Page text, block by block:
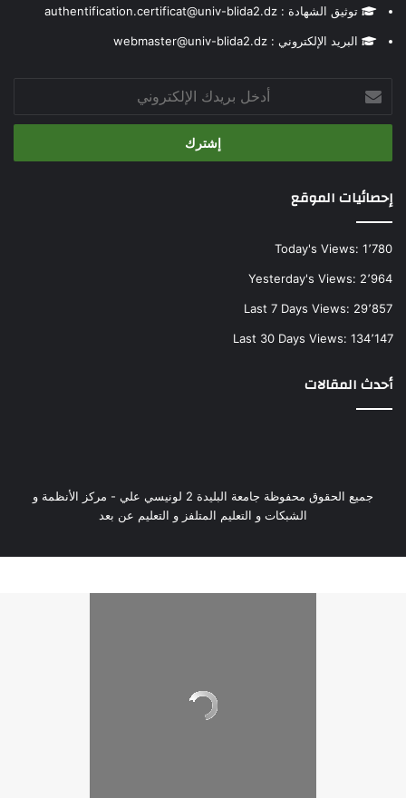
توثيق الشهادة : authentification.certificat@univ-blida2.dz
البريد الإلكتروني : webmaster@univ-blida2.dz
بريدك
الإلكتروني
إحصائيات الموقع
Today's Views: 1٬780
Yesterday's Views: 2٬964
Last 7 Days Views: 29٬857
Last 30 Days Views: 134٬147
أحدث المقالات
جميع الحقوق محفوظة جامعة البليدة 2 لونيسي علي - مركز الأنظمة و
الشبكات و التعليم المتلفز و التعليم عن بعد